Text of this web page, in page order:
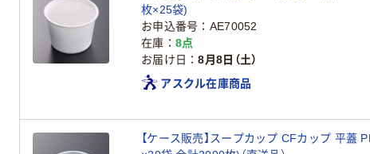
枚×25袋)
お申込番号
AE70052
在庫
8点
お届け日
8月8日（土）
アスクル在庫商品
【ケース販売】スープカップ CFカップ 平